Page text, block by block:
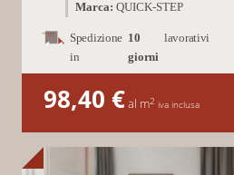
Marca: QUICK-STEP
Spedizione
in
10
giorni
lavorativi
98,40 €al m2 iva inclusa